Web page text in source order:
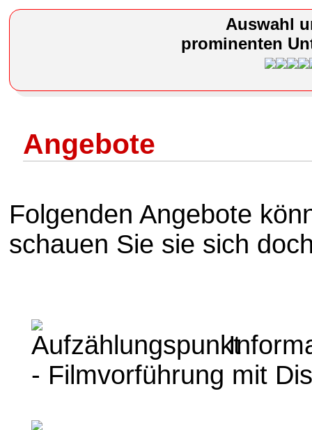
Auswahl
prominenten
Angebote
Folgenden Angebote
schauen Sie sie sich
- Filmvorführung mit